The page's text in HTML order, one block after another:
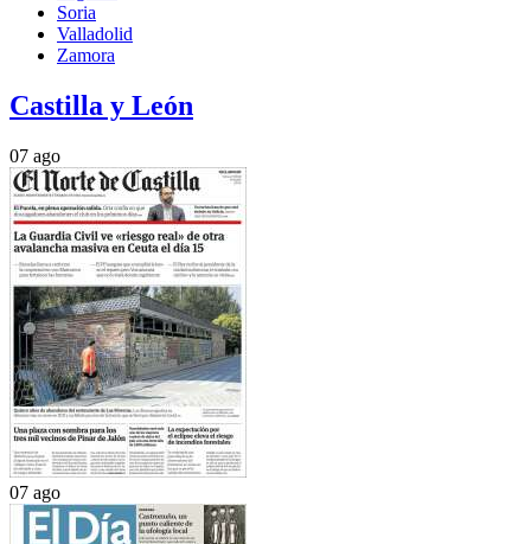
Soria
Valladolid
Zamora
Castilla y León
07 ago
07 ago